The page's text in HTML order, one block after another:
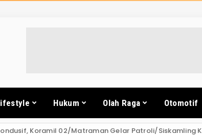
Hukum Olah Raga Otomotif
Koramil 02/Matraman Gelar Patroli/Siskamling Keliling.